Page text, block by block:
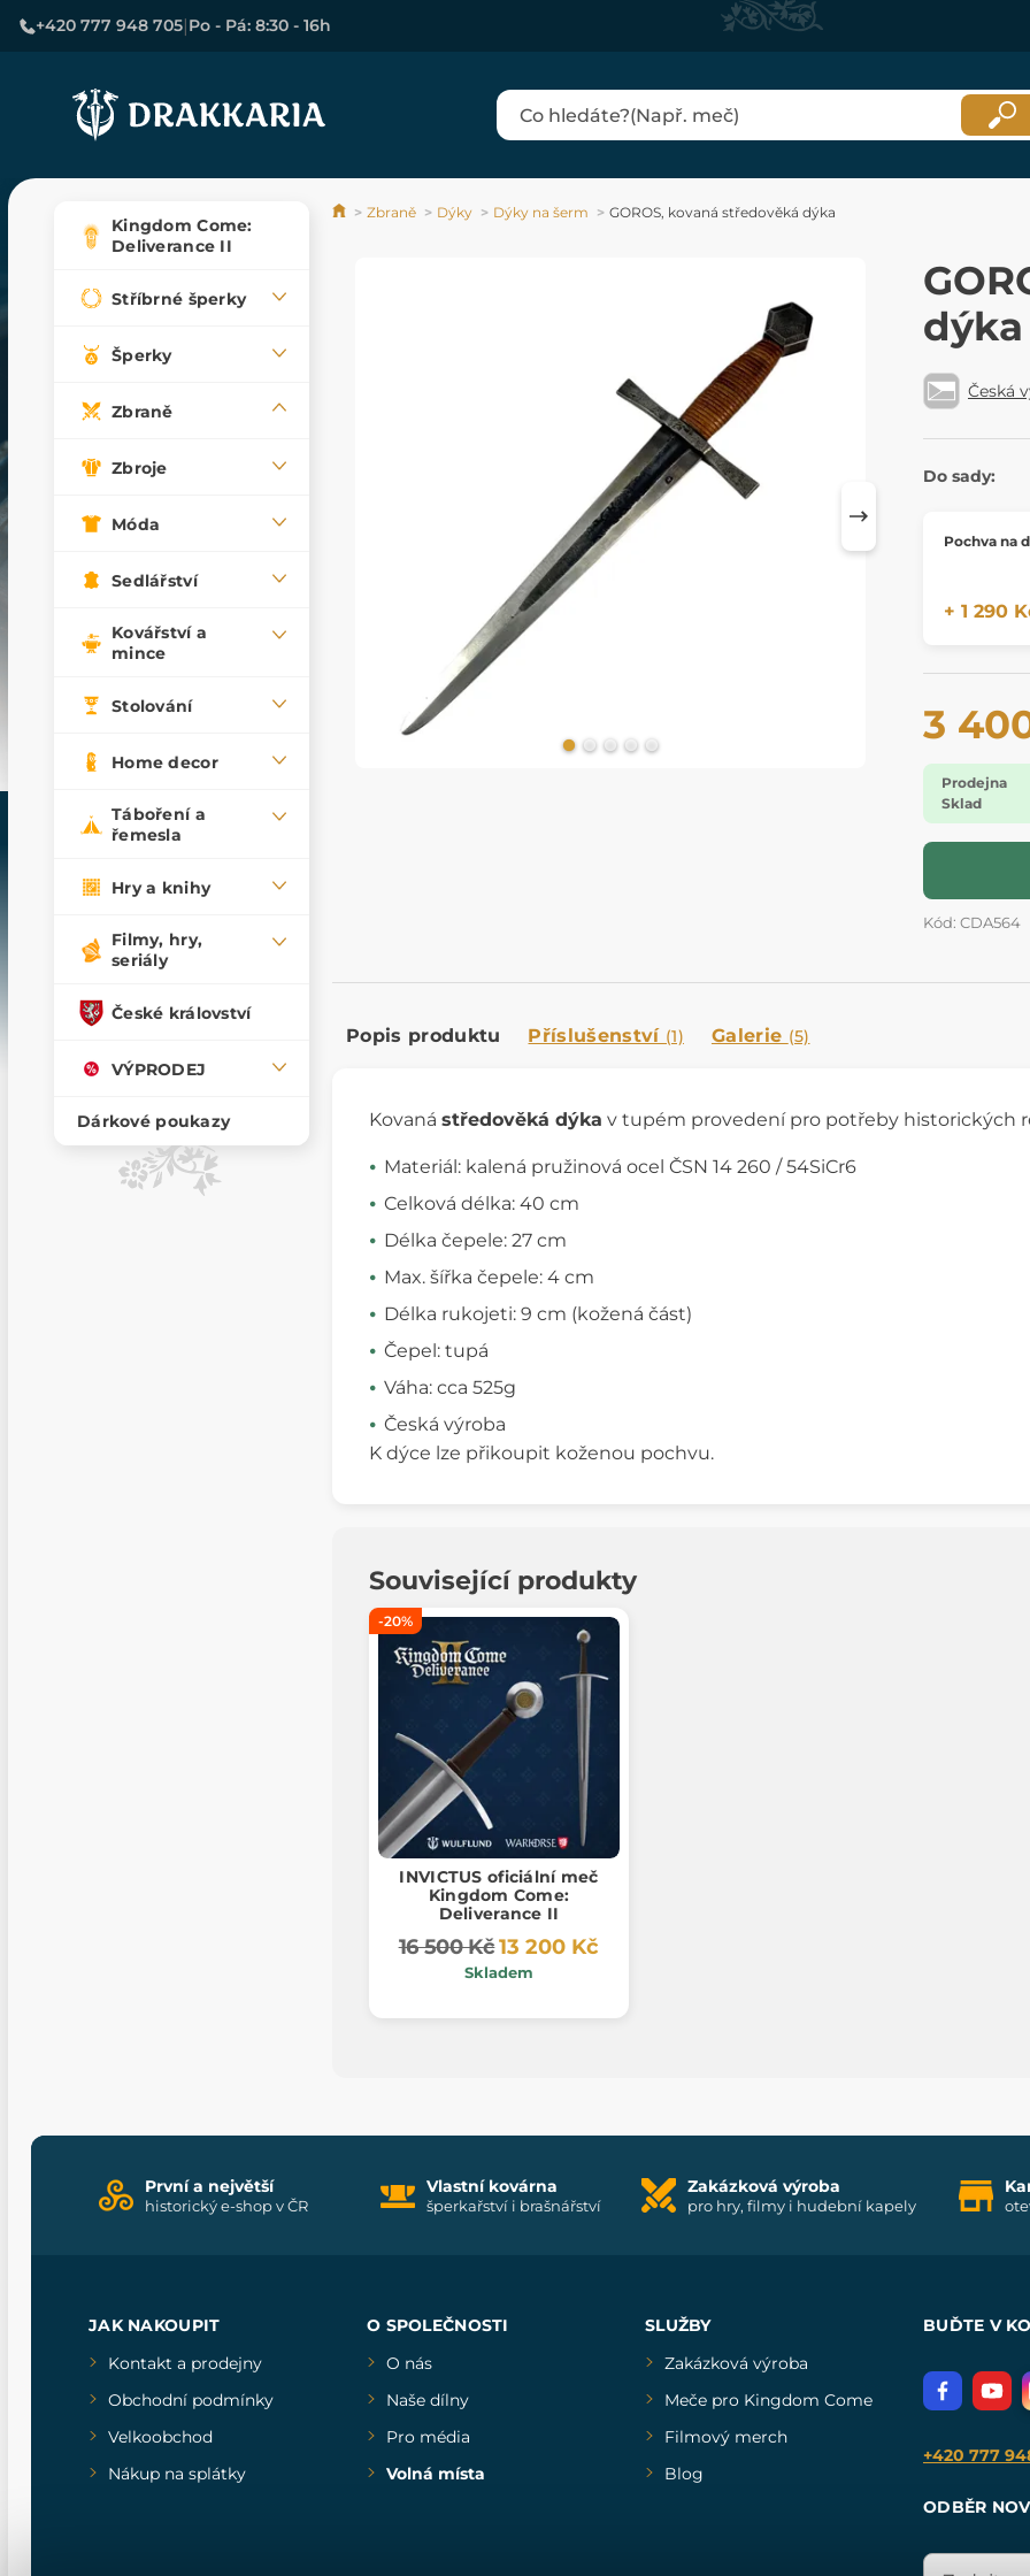
+420 777 948 705|Po - Pá: 8:30 - 16h
Kingdom Come:
Deliverance II
Stříbrné šperky
Šperky
Zbraně
Zbroje
Móda
Sedlářství
Kovářství a
mince
Stolování
Home decor
Táboření a
řemesla
Hry a knihy
Filmy, hry,
seriály
České království
VÝPRODEJ
Dárkové poukazy
Zbraně Dýky Dýky na šerm GOROS, kovaná středověká dýka
dýka
Česká
Do sady:
Pochva na
+ 1 290
3
Prodejna
Sklad
Kód: CDA564
Popis produktu Příslušenství (1) Galerie (5)
Kovaná středověká dýka v tupém provedení pro potřeby historických
Materiál: kalená pružinová ocel ČSN 14 260 / 54SiCr6
Celková délka: 40 cm
Délka čepele: 27 cm
Max. šířka čepele: 4 cm
Délka rukojeti: 9 cm (kožená část)
Čepel: tupá
Váha: cca 525g
Česká výroba
K dýce lze přikoupit koženou pochvu.
Související produkty
-20%
INVICTUS oficiální meč
Kingdom Come:
Deliverance II
16 500 Kč13 200 Kč
Skladem
První a největší
historický e-shop v ČR
Vlastní kovárna
šperkařství i brašnářství
Zakázková výroba
pro hry, filmy i hudební kapely
JAK NAKOUPIT
Kontakt a prodejny
Obchodní podmínky
Velkoobchod
Nákup na splátky
O SPOLEČNOSTI
O nás
Naše dílny
Pro média
Volná místa
SLUŽBY
Zakázková výroba
Meče pro Kingdom Come
Filmový merch
Blog
BUĎTE V
+420 777
ODBĚR